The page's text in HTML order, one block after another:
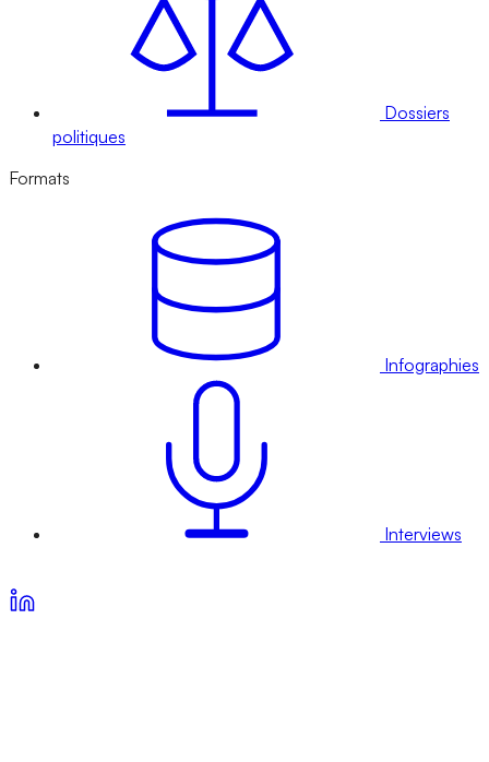
Dossiers
politiques
Formats
Infographies
Interviews